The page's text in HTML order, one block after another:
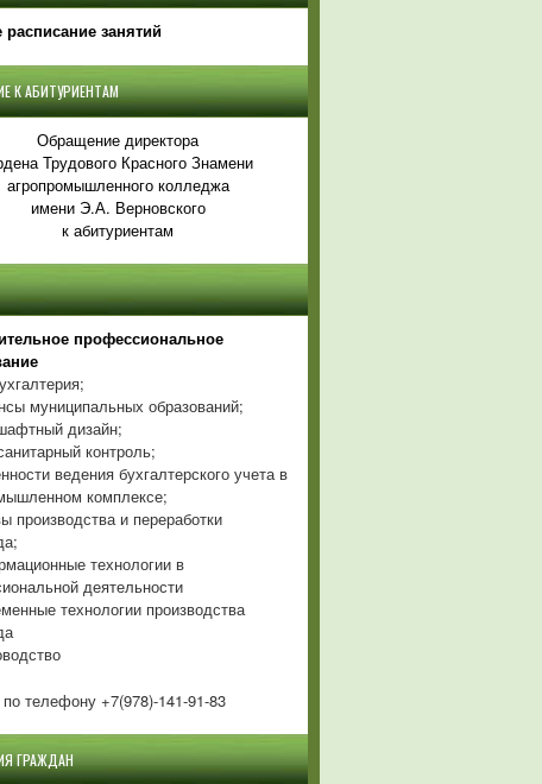
расписание занятий
К АБИТУРИЕНТАМ
Обращение директора
Трудового Красного Знамени
агропромышленного колледжа
имени Э.А. Верновского
к абитуриентам
профессиональное
муниципальных образований;
дизайн;
контроль;
ведения бухгалтерского учета в
комплексе;
производства и переработки
технологии в
деятельности
технологии производства
телефону +7(978)-141-91-83
ГРАЖДАН